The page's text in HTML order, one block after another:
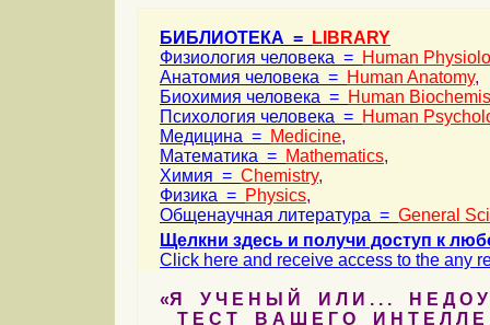
БИБЛИОТЕКА =
LIBRARY
Физиология человека = Human
Анатомия человека = Human Anatomy,
Биохимия человека = Human
Психология человека = Human
Медицина = Medicine,
Математика = Mathematics,
Химия = Chemistry,
Физика = Physics,
Общенаучная литература = General
Щелкни здесь и получи доступ к
Click here and receive access to the any
«Я У Ч Е Н Ы Й И Л И . . . Н Е Д О У
Т Е С Т В А Ш Е Г О И Н Т Е Л Л Е